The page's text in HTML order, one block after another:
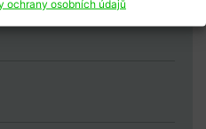
ochrany osobních údajů